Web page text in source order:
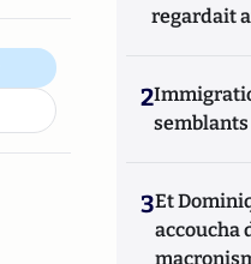
regardait
2
3Et
accoucha